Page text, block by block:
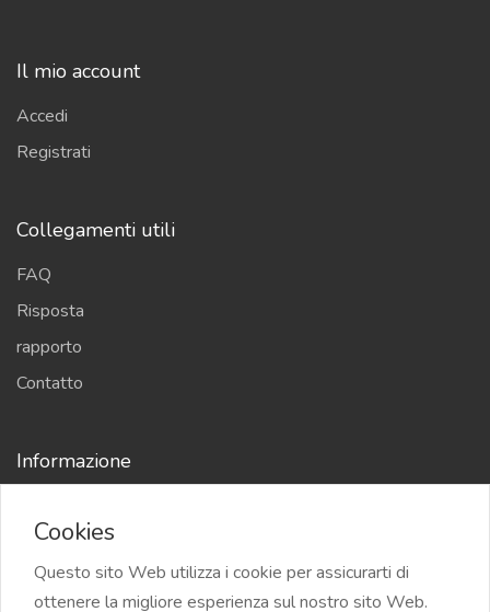
Il mio account
Accedi
Registrati
Collegamenti utili
FAQ
Risposta
rapporto
Contatto
Informazione
Cookies
Questo sito Web utilizza i cookie per assicurarti di
ottenere la migliore esperienza sul nostro sito Web.